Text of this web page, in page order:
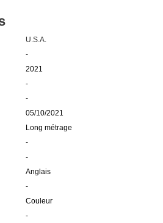
U.S.A.
-
2021
-
-
05/10/2021
Long métrage
-
-
Anglais
-
Couleur
-